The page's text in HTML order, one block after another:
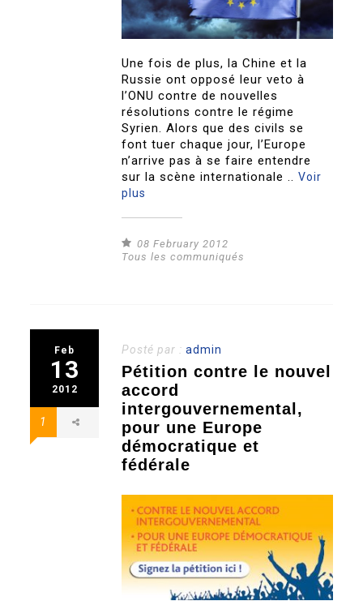
Une fois de plus, la Chine et la
Russie ont opposé leur veto à
l’ONU contre de nouvelles
résolutions contre le régime
Syrien. Alors que des civils se
font tuer chaque jour, l’Europe
n’arrive pas à se faire entendre
sur la scène internationale ..Voir
plus
08 February 2012
Tous les communiqués
Feb
13
2012
1
Posté par :admin
Pétition contre le nouvel
accord
intergouvernemental,
pour une Europe
démocratique et
fédérale